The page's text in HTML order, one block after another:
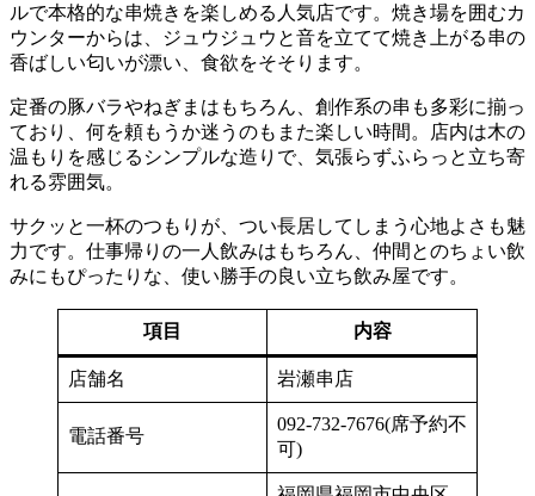
ルで本格的な串焼きを楽しめる人気店です。焼き場を囲むカ
ウンターからは、ジュウジュウと音を立てて焼き上がる串の
香ばしい匂いが漂い、食欲をそそります。
定番の豚バラやねぎまはもちろん、創作系の串も多彩に揃っ
ており、何を頼もうか迷うのもまた楽しい時間。店内は木の
温もりを感じるシンプルな造りで、気張らずふらっと立ち寄
れる雰囲気。
サクッと一杯のつもりが、つい長居してしまう心地よさも魅
力です。仕事帰りの一人飲みはもちろん、仲間とのちょい飲
みにもぴったりな、使い勝手の良い立ち飲み屋です。
項目 内容
店舗名 岩瀬串店
電話番号
092-732-7676(席予約不
可)